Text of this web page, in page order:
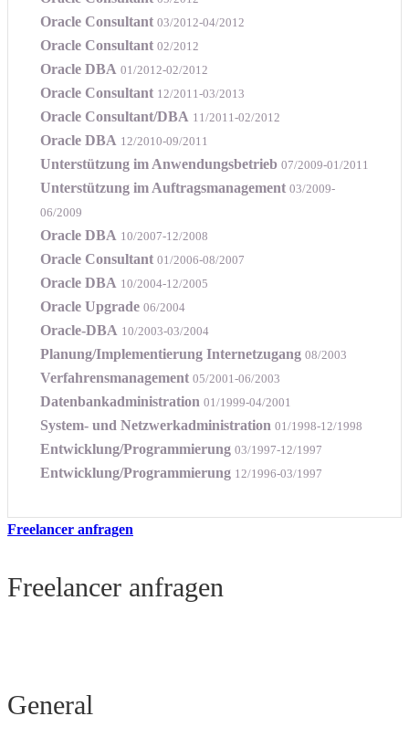
Oracle Consultant 03/2012-04/2012
Oracle Consultant 02/2012
Oracle DBA 01/2012-02/2012
Oracle Consultant 12/2011-03/2013
Oracle Consultant/DBA 11/2011-02/2012
Oracle DBA 12/2010-09/2011
Unterstützung im Anwendungsbetrieb 07/2009-01/2011
Unterstützung im Auftragsmanagement 03/2009-
06/2009
Oracle DBA 10/2007-12/2008
Oracle Consultant 01/2006-08/2007
Oracle DBA 10/2004-12/2005
Oracle Upgrade 06/2004
Oracle-DBA 10/2003-03/2004
Planung/Implementierung Internetzugang 08/2003
Verfahrensmanagement 05/2001-06/2003
Datenbankadministration 01/1999-04/2001
System- und Netzwerkadministration 01/1998-12/1998
Entwicklung/Programmierung 03/1997-12/1997
Entwicklung/Programmierung 12/1996-03/1997
Freelancer anfragen
Freelancer anfragen
General